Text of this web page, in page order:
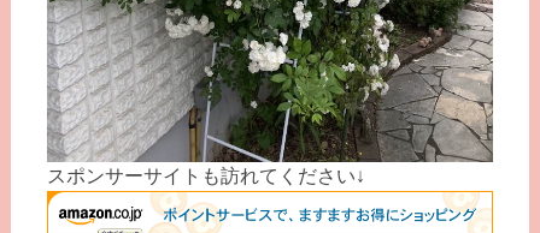
スポンサーサイトも訪れてください↓